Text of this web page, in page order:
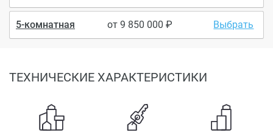
5-комнатная от9 850 000 Выбрать
ТЕХНИЧЕСКИЕ ХАРАКТЕРИСТИКИ